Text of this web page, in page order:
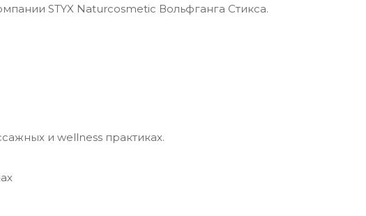
STYX Naturcosmetic Вольфганга Стикса.
и wellness практиках.